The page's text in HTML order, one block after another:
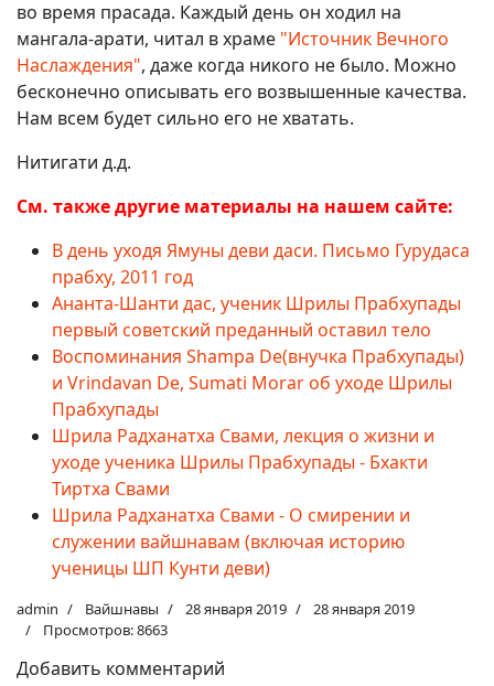
во время прасада. Каждый день он ходил на
мангала-арати, читал в храме "Источник Вечного
Наслаждения", даже когда никого не было. Можно
бесконечно описывать его возвышенные качества.
Нам всем будет сильно его не хватать.
Нитигати д.д.
См. также другие материалы на нашем сайте:
В день уходя Ямуны деви даси. Письмо Гурудаса
прабху, 2011 год
Ананта-Шанти дас, ученик Шрилы Прабхупады
первый советский преданный оставил тело
Воспоминания Shampa De(внучка Прабхупады)
и Vrindavan De, Sumati Morar об уходе Шрилы
Прабхупады
Шрила Радханатха Свами, лекция о жизни и
уходе ученика Шрилы Прабхупады - Бхакти
Тиртха Свами
Шрила Радханатха Свами - О смирении и
служении вайшнавам (включая историю
ученицы ШП Кунти деви)
admin Вайшнавы 28 января 2019
28 января 2019
Просмотров: 8663
Добавить комментарий